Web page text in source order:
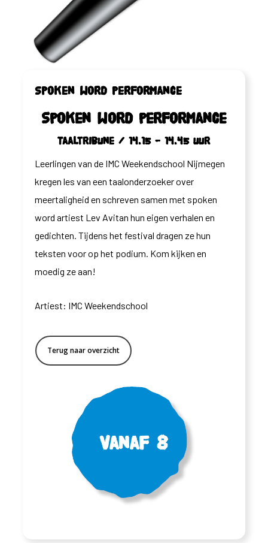
Spoken word performance
Spoken word performance
Taaltribune / 14.15 – 14.45 uur
Leerlingen van de IMC Weekendschool Nijmegen
kregen les van een taalonderzoeker over
meertaligheid en schreven samen met spoken
word artiest Lev Avitan hun eigen verhalen en
gedichten. Tijdens het festival dragen ze hun
teksten voor op het podium. Kom kijken en
moedig ze aan!
Artiest: IMC Weekendschool
Terug naar overzicht
Vanaf 8